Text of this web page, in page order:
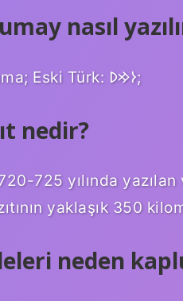
nasıl
Umay, (veya Umma; Eski Türk: 𐰆𐰢𐰖;
nedir?
725 yılında
yaklaşık 350
neden